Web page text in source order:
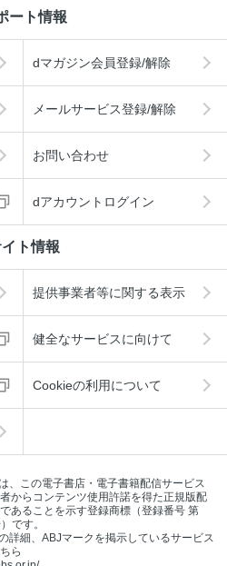
ート情報
dマガジン会員登録/解除
メールサービス登録/解除
お問い合わせ
dアカウントログイン
ト情報
提供事業者等に関する表示
健全なサービスに向けて
Cookieの利用について
、この電子書店・電子書籍配信サービス
からコンテンツ使用許諾を得た正規版配
あることを示す登録商標（登録番号 第
です。
詳細、ABJマークを掲示しているサービス
ら